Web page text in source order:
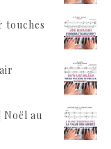
touches
Noël au